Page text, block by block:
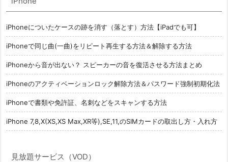
iPhoneについたケースの跡を消す（落とす）方法【iPadでも可】
iPhoneで同じ曲(一曲)をリピート再生する方法＆解除する方法
iPhoneから音が出ない？ スピーカーの音を復活させる方法まとめ
iPhoneのアクティベーションロック解除方法＆パスワード強制初期化法
iPhoneで書類や免許証、名刺などをスキャンする方法
iPhone 7,8,X(XS,XS Max,XR等),SE,11,のSIMカードの取出し方・入れ方
見放題サービス（VOD）